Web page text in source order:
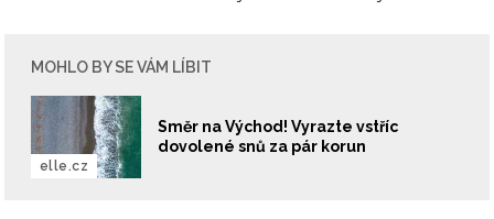
MOHLO BY SE VÁM LÍBIT
Směr na Východ! Vyrazte vstříc
dovolené snů za pár korun
elle.cz